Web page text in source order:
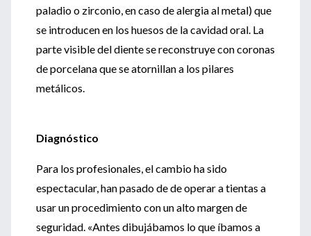
paladio o zirconio, en caso de alergia al metal) que
se introducen en los huesos de la cavidad oral. La
parte visible del diente se reconstruye con coronas
de porcelana que se atornillan a los pilares
metálicos.
Diagnóstico
Para los profesionales, el cambio ha sido
espectacular, han pasado de de operar a tientas a
usar un procedimiento con un alto margen de
seguridad. «Antes dibujábamos lo que íbamos a